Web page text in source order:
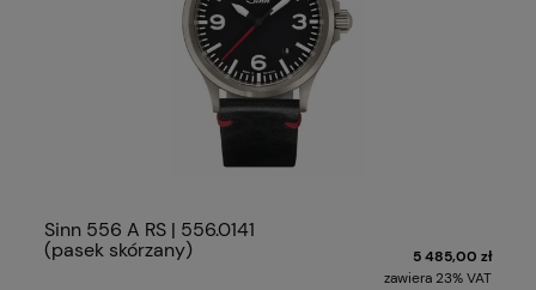
Sinn 556 A RS | 556.0141
(pasek skórzany)
5 485,00 zł
zawiera 23% VAT